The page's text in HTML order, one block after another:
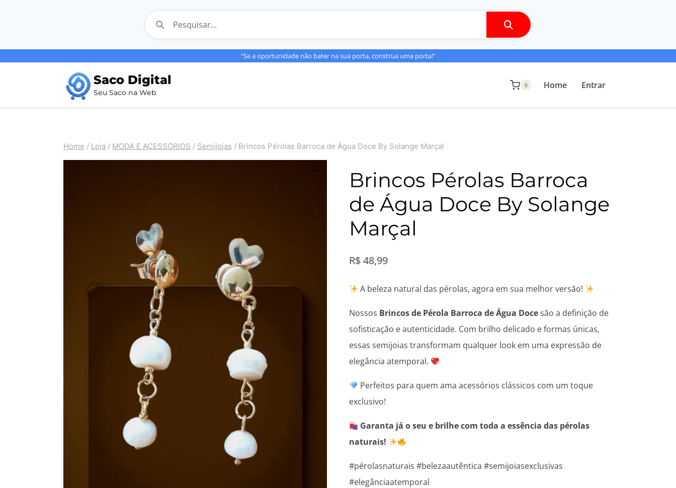
Conteúdo
"Se a oportunidade não bater na sua porta, construa uma porta!"
Saco Digital
Seu Saco na Web
0 Home Entrar
Home / Loja / MODA E ACESSÓRIOS / Semijoias / Brincos Pérolas Barroca de Água Doce By Solange Marçal
Brincos Pérolas Barroca
de Água Doce By Solange
Marçal
R$48,99
A beleza natural das pérolas, agora em sua melhor versão!
Nossos Brincos de Pérola Barroca de Água Docesão a definição de
sofisticação e autenticidade. Com brilho delicado e formas únicas,
essas semijoias transformam qualquer look em uma expressão de
elegância atemporal.
Perfeitos para quem ama acessórios clássicos com um toque
exclusivo!
Garanta já o seu e brilhe com toda a essência das pérolas
naturais!
#pérolasnaturais #belezaautêntica #semijoiasexclusivas
#elegânciaatemporal